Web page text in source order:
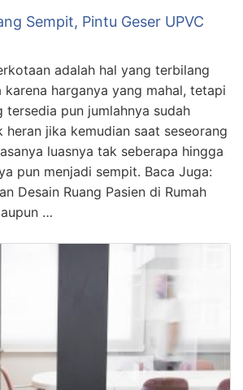
Sempit, Pintu Geser UPVC
adalah hal yang terbilang
karena harganya yang mahal, tetapi
tersedia pun jumlahnya sudah
heran jika kemudian saat seseorang
luasnya tak seberapa hingga
pun menjadi sempit. Baca Juga:
Desain Ruang Pasien di Rumah
…